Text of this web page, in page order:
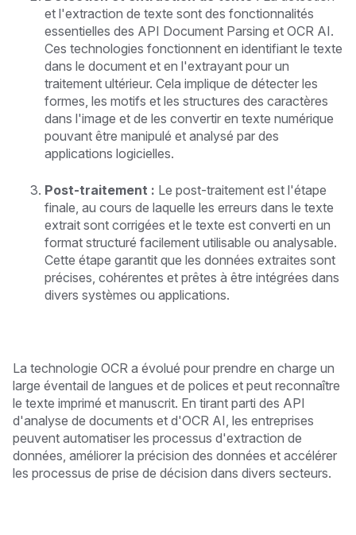
et l'extraction de texte sont des fonctionnalités
essentielles des API Document Parsing et OCR AI.
Ces technologies fonctionnent en identifiant le texte
dans le document et en l'extrayant pour un
traitement ultérieur. Cela implique de détecter les
formes, les motifs et les structures des caractères
dans l'image et de les convertir en texte numérique
pouvant être manipulé et analysé par des
applications logicielles.
Post-traitement : Le post-traitement est l'étape
finale, au cours de laquelle les erreurs dans le texte
extrait sont corrigées et le texte est converti en un
format structuré facilement utilisable ou analysable.
Cette étape garantit que les données extraites sont
précises, cohérentes et prêtes à être intégrées dans
divers systèmes ou applications.
La technologie OCR a évolué pour prendre en charge un
large éventail de langues et de polices et peut reconnaître
le texte imprimé et manuscrit. En tirant parti des API
d'analyse de documents et d'OCR AI, les entreprises
peuvent automatiser les processus d'extraction de
données, améliorer la précision des données et accélérer
les processus de prise de décision dans divers secteurs.